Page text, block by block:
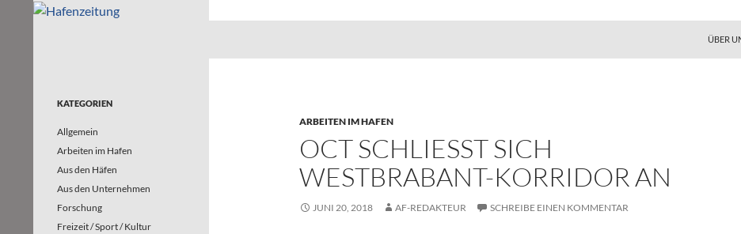
ÜBER
ARBEITEN IM HAFEN
OCT SCHLIESST SICH W
ESTBRABANT-KORRIDOR AN
JUNI 20, 2018 AF-REDAKTEUR SCHREIBE EINEN KOMMENTAR
KATEGORIEN
Allgemein
Arbeiten im Hafen
Aus den Häfen
Aus den Unternehmen
Forschung
Freizeit / Sport / Kultur